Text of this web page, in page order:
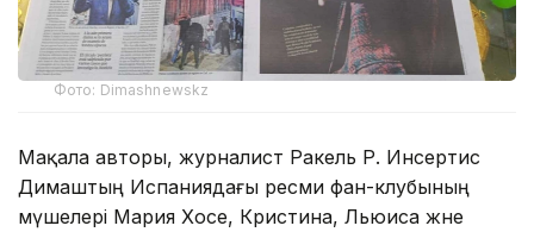
Фото: Dimashnewskz
Мақала авторы, журналист Ракель Р. Инсертис
Димаштың Испаниядағы ресми фан-клубының
мүшелері Мария Хосе, Кристина, Льюиса және